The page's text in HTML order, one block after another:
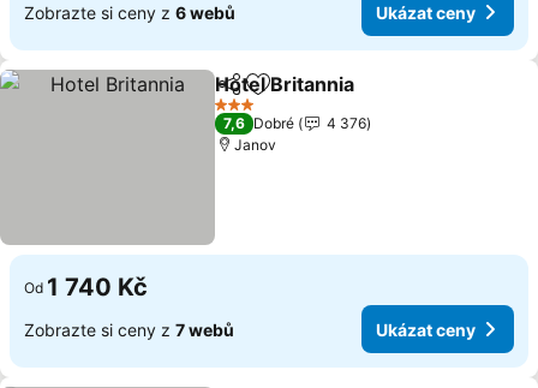
Zobrazte si ceny z 6 webů Ukázat ceny
SdíletPřidat na seznam oblíbených
Hotel Britannia
3 Počet hvězdiček
7,6 Dobré
4 376
Janov
Od 1 740 Kč
Zobrazte si ceny z 7 webů Ukázat ceny